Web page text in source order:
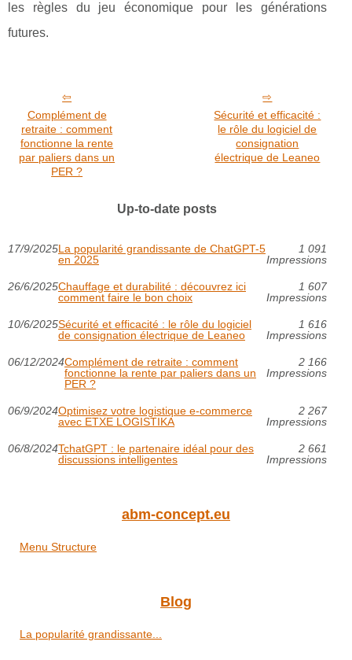
les règles du jeu économique pour les générations
futures.
Complément de
retraite : comment
fonctionne la rente
par paliers dans un
PER ?
Sécurité et efficacité :
le rôle du logiciel de
consignation
électrique de Leaneo
Up-to-date posts
17/9/2025La popularité grandissante de ChatGPT-5
en 2025
1 091
Impressions
26/6/2025Chauffage et durabilité : découvrez ici
comment faire le bon choix
1 607
Impressions
10/6/2025Sécurité et efficacité : le rôle du logiciel
de consignation électrique de Leaneo
1 616
Impressions
06/12/2024Complément de retraite : comment
fonctionne la rente par paliers dans un
PER ?
2 166
Impressions
06/9/2024Optimisez votre logistique e-commerce
avec ETXE LOGISTIKA
2 267
Impressions
06/8/2024TchatGPT : le partenaire idéal pour des
discussions intelligentes
2 661
Impressions
abm-concept.eu
Menu Structure
Blog
La popularité grandissante...